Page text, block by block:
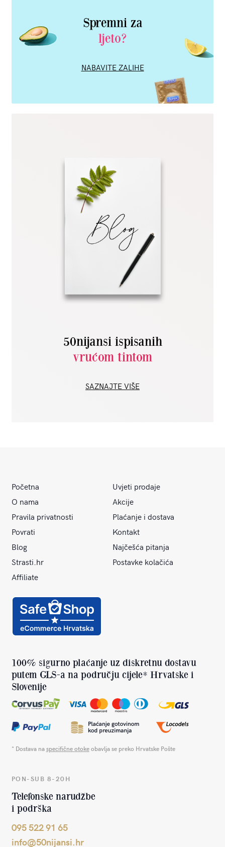
Spremni za
ljeto?
NABAVITE ZALIHE
50nijansi ispisanih
vrućom tintom
SAZNAJTE VIŠE
Početna
Uvjeti prodaje
O nama
Akcije
Pravila privatnosti
Plaćanje i dostava
Povrati
Kontakt
Blog
Najčešća pitanja
Strasti.hr
Postavke kolačića
Affiliate
100% sigurno plaćanje uz diskretnu dostavu
putem GLS-a na području cijele* Hrvatske i
Slovenije
* Dostava naspecifične otokeobavlja se preko Hrvatske Pošte
PON-SUB 8-20H
Telefonske narudžbe
i podrška
095 522 91 65
info@50nijansi.hr